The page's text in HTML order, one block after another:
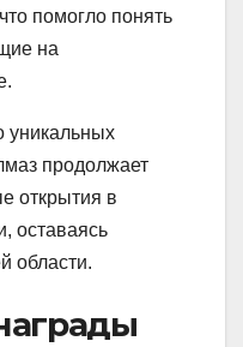
помогло понять
на
уникальных
продолжает
открытия в
оставаясь
области.